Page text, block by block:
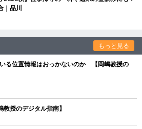
｜品川
もっと見る
る位置情報はおっかないのか 【岡嶋教授の
授のデジタル指南】